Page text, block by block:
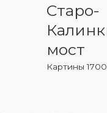
Старо-
мост
Картины